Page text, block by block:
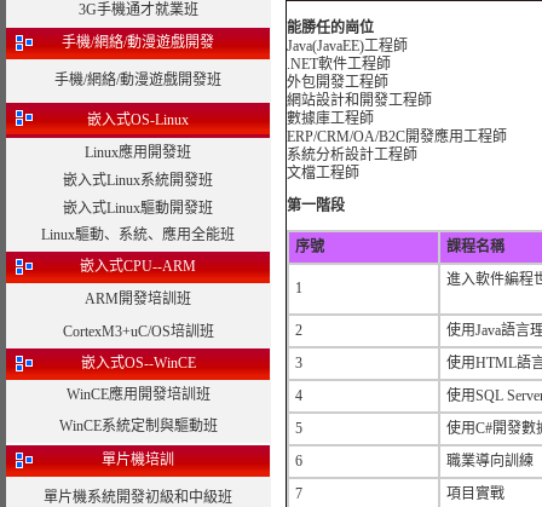
3G手機通才就業班
手機/網絡/動漫遊戲開發
手機/網絡/動漫遊戲開發班
嵌入式OS-Linux
Linux應用開發班
嵌入式Linux系統開發班
嵌入式Linux驅動開發班
Linux驅動、系統、應用全能班
嵌入式CPU--ARM
ARM開發培訓班
CortexM3+uC/OS培訓班
嵌入式OS--WinCE
WinCE應用開發培訓班
WinCE系統定制與驅動班
單片機培訓
單片機系統開發初級和中級班
能勝任的崗位
Java(JavaEE)工程師
.NET軟件工程師
外包開發工程師
網站設計和開發工程師
數據庫工程師
ERP/CRM/OA/B2C開發應用工程師
系統分析設計工程師
文檔工程師
第一階段
序號 課程名稱
1 進入軟件編程
2
使用Java語言
3
使用HTML語
4
使用SQL
5
使用C#開發數
6
職業導向訓練
7
項目實戰